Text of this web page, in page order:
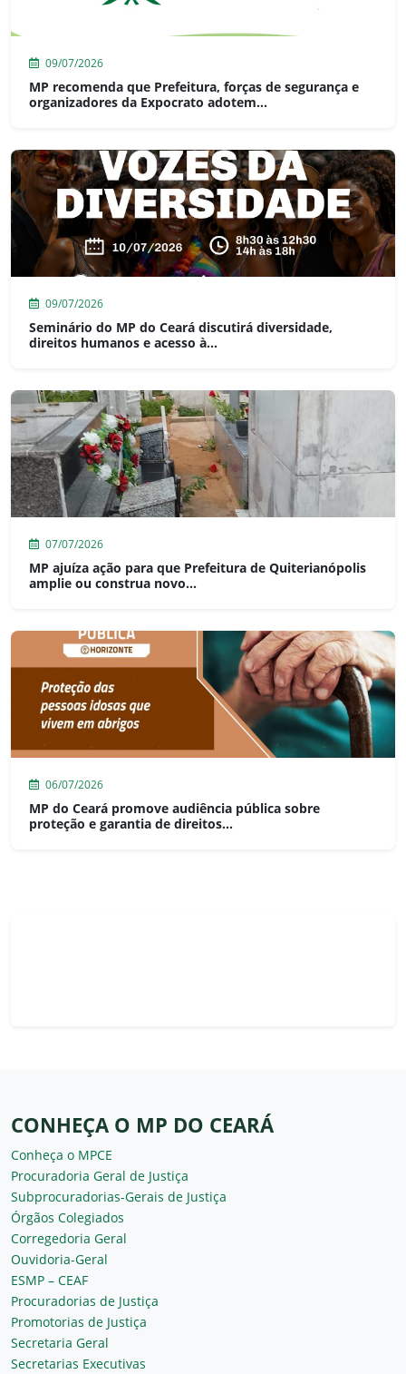
09/07/2026
MP recomenda que Prefeitura, forças de segurança e
organizadores da Expocrato adotem...
09/07/2026
Seminário do MP do Ceará discutirá diversidade,
direitos humanos e acesso à...
07/07/2026
MP ajuíza ação para que Prefeitura de Quiterianópolis
amplie ou construa novo...
06/07/2026
MP do Ceará promove audiência pública sobre
proteção e garantia de direitos...
CONHEÇA O MP DO CEARÁ
Conheça o MPCE
Procuradoria Geral de Justiça
Subprocuradorias-Gerais de Justiça
Órgãos Colegiados
Corregedoria Geral
Ouvidoria-Geral
ESMP – CEAF
Procuradorias de Justiça
Promotorias de Justiça
Secretaria Geral
Secretarias Executivas